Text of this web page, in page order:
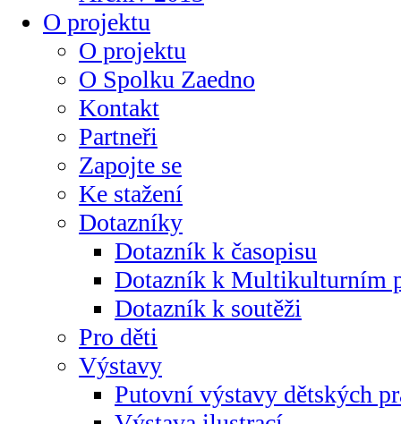
O projektu
O projektu
O Spolku Zaedno
Kontakt
Partneři
Zapojte se
Ke stažení
Dotazníky
Dotazník k časopisu
Dotazník k Multikulturním
Dotazník k soutěži
Pro děti
Výstavy
Putovní výstavy dětských